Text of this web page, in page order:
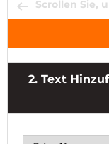
Scrollen Sie,
2. Text